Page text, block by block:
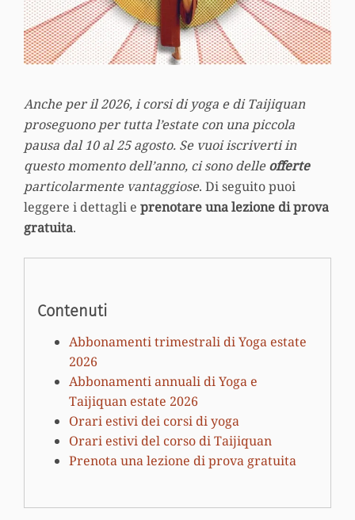
Anche per il 2026, i corsi di yoga e di Taijiquan
proseguono per tutta l’estate con una piccola
pausa dal 10 al 25 agosto. Se vuoi iscriverti in
questo momento dell’anno, ci sono delleofferte
particolarmente vantaggiose. Di seguito puoi
leggere i dettagli e prenotare una lezione di prova
gratuita.
Contenuti
Abbonamenti trimestrali di Yoga estate
2026
Abbonamenti annuali di Yoga e
Taijiquan estate 2026
Orari estivi dei corsi di yoga
Orari estivi del corso di Taijiquan
Prenota una lezione di prova gratuita